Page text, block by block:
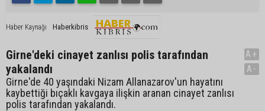
Haber Kaynağı Haberkibris
Girne'deki cinayet zanlısı polis tarafından
yakalandı
Girne'de 40 yaşındaki Nizam Allanazarov'un hayatını
kaybettiği bıçaklı kavgaya ilişkin aranan cinayet zanlısı
polis tarafından yakalandı.
A+
A-